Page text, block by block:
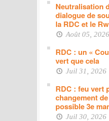
Neutralisation
dialogue de
la RDC et le
Août 05, 2026
RDC : un «
vert que cela
Juil 31, 2026
RDC : feu vert
changement
possible 3e
Juil 30, 2026